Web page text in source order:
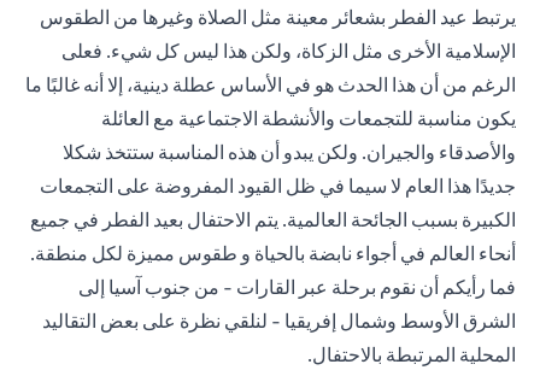
يرتبط عيد الفطر بشعائر معينة مثل الصلاة وغيرها من الطقوس
الإسلامية الأخرى مثل الزكاة، ولكن هذا ليس كل شيء. فعلى
الرغم من أن هذا الحدث هو في الأساس عطلة دينية، إلا أنه غالبًا ما
يكون مناسبة للتجمعات والأنشطة الاجتماعية مع العائلة
والأصدقاء والجيران. ولكن يبدو أن هذه المناسبة ستتخذ شكلا
جديدًا هذا العام لا سيما في ظل القيود المفروضة على التجمعات
الكبيرة بسبب الجائحة العالمية. يتم الاحتفال بعيد الفطر في جميع
أنحاء العالم في أجواء نابضة بالحياة و طقوس مميزة لكل منطقة.
فما رأيكم أن نقوم برحلة عبر القارات - من جنوب آسيا إلى
الشرق الأوسط وشمال إفريقيا - لنلقي نظرة على بعض التقاليد
المحلية المرتبطة بالاحتفال.